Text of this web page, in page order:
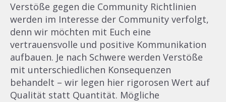
Verstöße gegen die Community Richtlinien
werden im Interesse der Community verfolgt,
denn wir möchten mit Euch eine
vertrauensvolle und positive Kommunikation
aufbauen. Je nach Schwere werden Verstöße
mit unterschiedlichen Konsequenzen
behandelt – wir legen hier rigorosen Wert auf
Qualität statt Quantität. Mögliche